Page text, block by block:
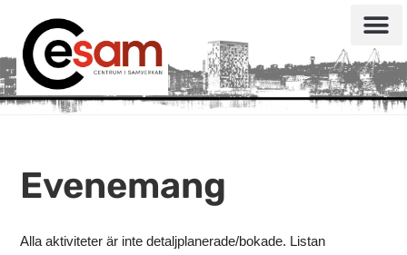
Evenemang
Alla aktiviteter är inte detaljplanerade/bokade. Listan